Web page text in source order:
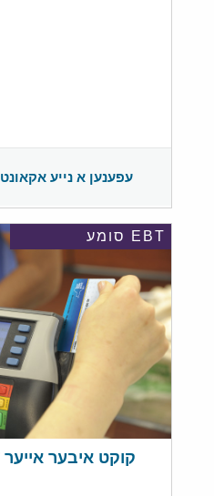
עפענען א נייע אקאונט
EBT סומע
קוקט איבער אייער EBT סומע